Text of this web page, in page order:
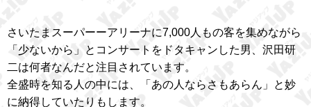
さいたまスーパーーアリーナに7,000人もの客を集めながら
「少ないから」とコンサートをドタキャンした男、沢田研
二は何者なんだと注目されています。
全盛時を知る人の中には、「あの人ならさもあらん」と妙
に納得していたりもします。